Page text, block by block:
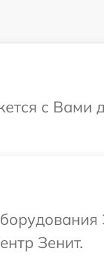
с Вами
Зенит.